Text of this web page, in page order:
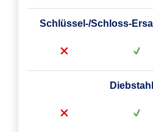
Schlüssel-/Schloss-
Diebstahl